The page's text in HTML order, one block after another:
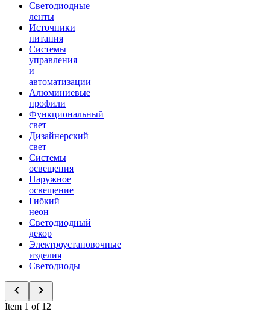
Светодиодные
ленты
Источники
питания
Системы
управления
и
автоматизации
Алюминиевые
профили
Функциональный
свет
Дизайнерский
свет
Системы
освещения
Наружное
освещение
Гибкий
неон
Светодиодный
декор
Электроустановочные
изделия
Светодиоды
Item 1 of 12